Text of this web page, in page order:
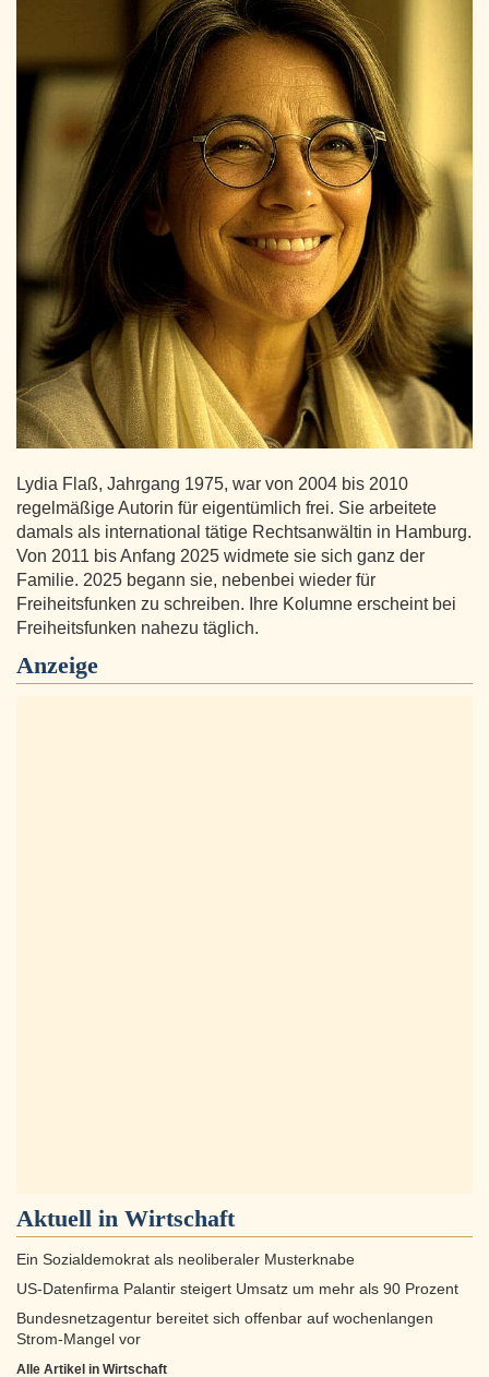
Lydia Flaß, Jahrgang 1975, war von 2004 bis 2010
regelmäßige Autorin für eigentümlich frei. Sie arbeitete
damals als international tätige Rechtsanwältin in Hamburg.
Von 2011 bis Anfang 2025 widmete sie sich ganz der
Familie. 2025 begann sie, nebenbei wieder für
Freiheitsfunken zu schreiben. Ihre Kolumne erscheint bei
Freiheitsfunken nahezu täglich.
Anzeige
Aktuell in Wirtschaft
Ein Sozialdemokrat als neoliberaler Musterknabe
US-Datenfirma Palantir steigert Umsatz um mehr als 90 Prozent
Bundesnetzagentur bereitet sich offenbar auf wochenlangen
Strom-Mangel vor
Alle Artikel in Wirtschaft